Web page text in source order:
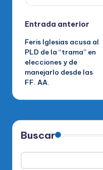
Navegación
de
entradas
Entrada anterior
Feris Iglesias acusa al
PLD de la “trama” en
elecciones y de
manejarlo desde las
FF. AA.
Buscar